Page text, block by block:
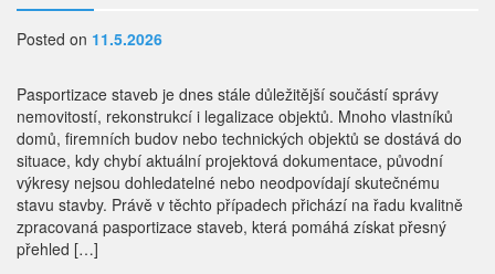
Posted on 11.5.2026
Pasportizace staveb je dnes stále důležitější součástí správy
nemovitostí, rekonstrukcí i legalizace objektů. Mnoho vlastníků
domů, firemních budov nebo technických objektů se dostává do
situace, kdy chybí aktuální projektová dokumentace, původní
výkresy nejsou dohledatelné nebo neodpovídají skutečnému
stavu stavby. Právě v těchto případech přichází na řadu kvalitně
zpracovaná pasportizace staveb, která pomáhá získat přesný
přehled […]